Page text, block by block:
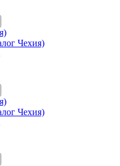
Чехия)
Чехия)